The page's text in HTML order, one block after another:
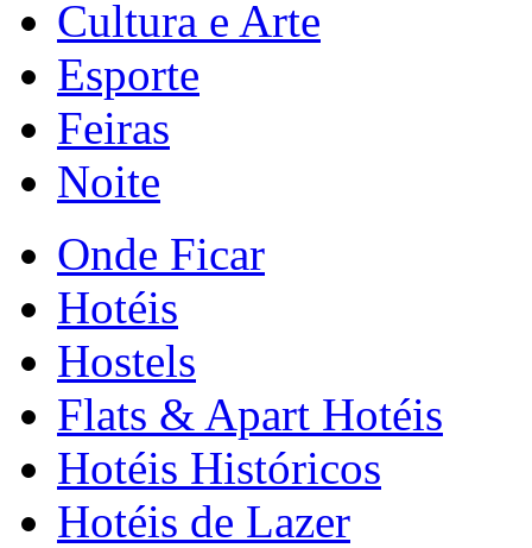
Cultura e Arte
Esporte
Feiras
Noite
Onde Ficar
Hotéis
Hostels
Flats & Apart Hotéis
Hotéis Históricos
Hotéis de Lazer